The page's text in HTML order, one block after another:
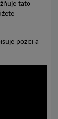
tato
pozici a